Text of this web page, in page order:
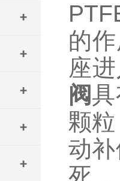
的
座
阀
颗
动